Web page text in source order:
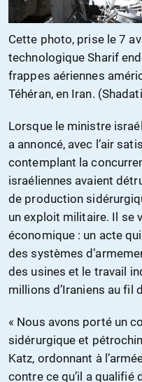
Cette photo, prise le 7
technologique Sharif
frappes aériennes
Téhéran, en Iran.
Lorsque le ministre
a annoncé, avec l’air
contemplant la
israéliennes avaient
de production
un exploit militaire. Il se
économique : un acte
des systèmes
des usines et le travail
millions d’Iraniens au fil
« Nous avons porté un
sidérurgique et
Katz, ordonnant à
contre ce qu’il a qualifié